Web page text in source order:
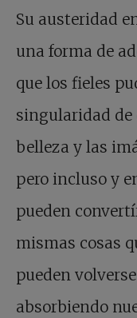
Su austeridad
una forma de
que los fieles
singularidad de
belleza y las
pero incluso y
pueden
mismas cosas
pueden
absorbiendo